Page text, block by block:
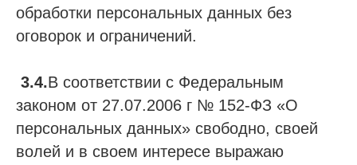
обработки персональных данных без
оговорок и ограничений.
3.4.В соответствии с Федеральным
законом от 27.07.2006 г № 152-ФЗ «О
персональных данных» свободно, своей
волей и в своем интересе выражаю